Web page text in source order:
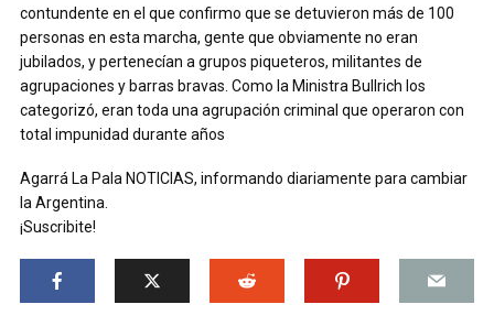
contundente en el que confirmo que se detuvieron más de 100
personas en esta marcha, gente que obviamente no eran
jubilados, y pertenecían a grupos piqueteros, militantes de
agrupaciones y barras bravas. Como la Ministra Bullrich los
categorizó, eran toda una agrupación criminal que operaron con
total impunidad durante años
Agarrá La Pala NOTICIAS, informando diariamente para cambiar
la Argentina.
¡Suscribite!